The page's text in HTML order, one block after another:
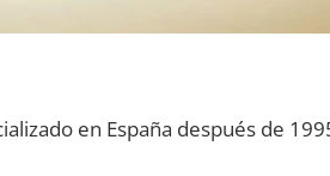
en España después dе